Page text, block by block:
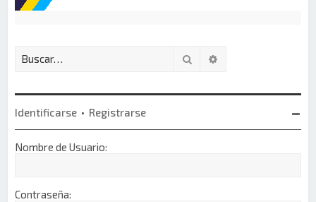
Buscar
Identificarse • Registrarse
Nombre de Usuario:
Contraseña: